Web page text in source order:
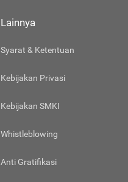
Lainnya
Syarat & Ketentuan
Kebijakan Privasi
Kebijakan SMKI
Whistleblowing
Anti Gratifikasi